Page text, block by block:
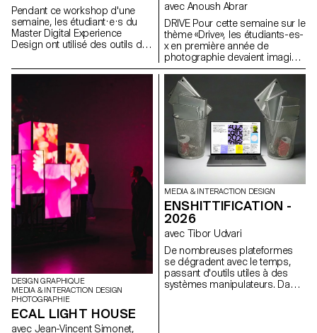
Pendant ce workshop d'une
semaine, les étudiant·e·s du
Master Digital Experience
Design ont utilisé des outils de
décomposer des clips
segmentées, gestes détectés,
couleurs extraites, beats
analysés, stems audio
séparés, transformant des
objets audiovisuels linéaires en
jeux de données structurées.
Ces composants ont ensuite
été réinventés sous forme de
systèmes interactifs et non
linéaires : cartes explorables,
timelines génératives,
interfaces rythmiques et
recomposables, construites
avec le framework OPENRNDR.
avec Anoush Abrar
DRIVE Pour cette semaine sur le
thème «Drive», les étudiants-es-
x en première année de
photographie devaient imaginer
un portrait pris au moyen
format argentique. Inspirée par
la sensation d'une première
expérience au volant, par le
voyage, l’émancipation ou la
découverte, la semaine visait à
explorer le rapport entre une ou
plusieurs personnes et un
véhicule.
DESIGN GRAPHIQUE
MEDIA & INTERACTION DESIGN
PHOTOGRAPHIE
ECAL LIGHT HOUSE
avec Jean-Vincent Simonet,
MEDIA & INTERACTION DESIGN
ENSHITTIFICATION -
2026
avec Tibor Udvari
De nombreuses plateformes
se dégradent avec le temps,
passant d'outils utiles à des
systèmes manipulateurs. Dans